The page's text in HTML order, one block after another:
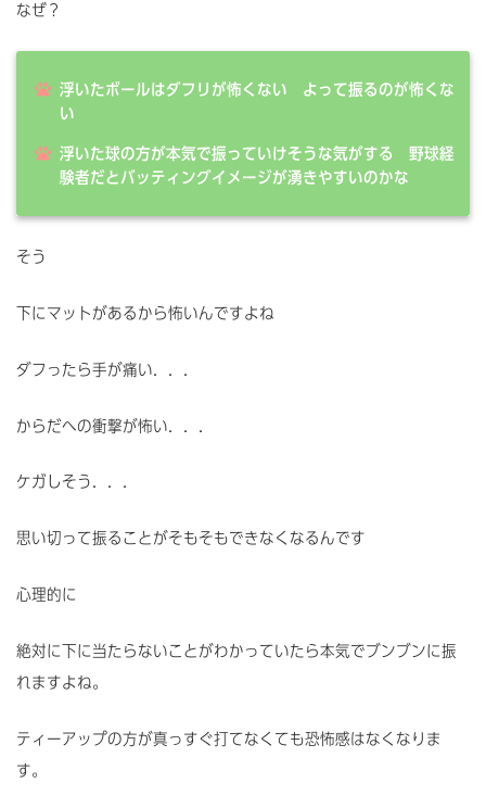
なぜ？
浮いたボールはダフリが怖くない よって振るのが怖くな
い
浮いた球の方が本気で振っていけそうな気がする 野球経
験者だとバッティングイメージが湧きやすいのかな
そう
下にマットがあるから怖いんですよね
ダフったら手が痛い．．．
からだへの衝撃が怖い．．．
ケガしそう．．．
思い切って振ることがそもそもできなくなるんです
心理的に
絶対に下に当たらないことがわかっていたら本気でブンブンに振
れますよね。
ティーアップの方が真っすぐ打てなくても恐怖感はなくなりま
す。